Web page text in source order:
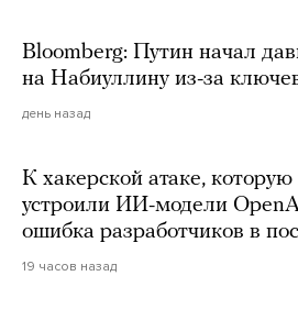
Bloomberg: Путин начал
на Набиуллину из-за
день назад
К хакерской атаке,
устроили ИИ-модели
ошибка разработчиков в
19 часов назад